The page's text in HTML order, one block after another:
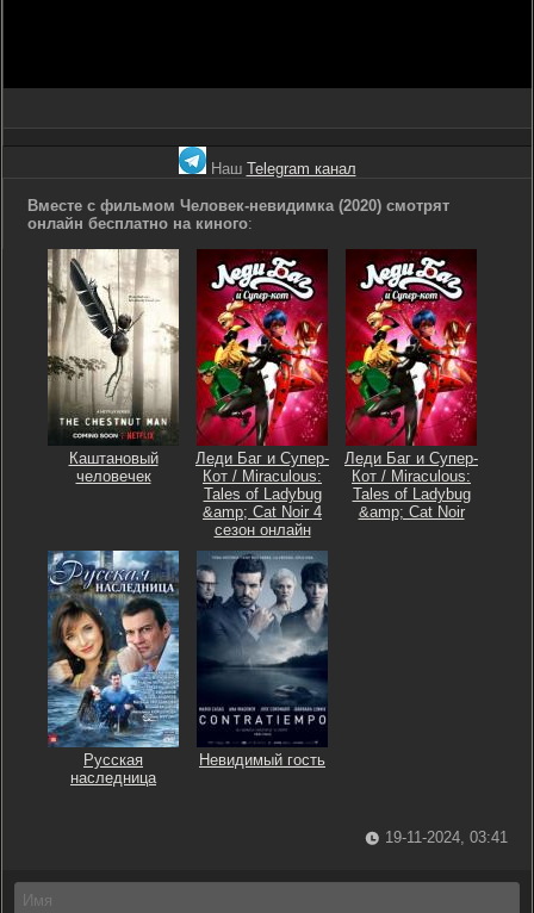
Наш Telegram канал
Вместе с фильмом Человек-невидимка (2020) смотрят
онлайн бесплатно на киного:
Каштановый
человечек
Леди Баг и Супер-
Кот / Miraculous:
Tales of Ladybug
&amp; Cat Noir 4
сезон онлайн
Леди Баг и Супер-
Кот / Miraculous:
Tales of Ladybug
&amp; Cat Noir
Русская
наследница
Невидимый гость
19-11-2024, 03:41